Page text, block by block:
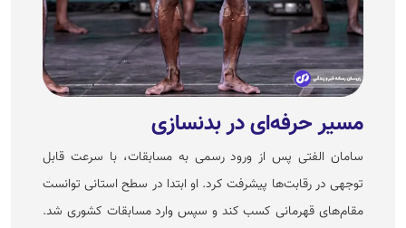
مسیر حرفه‌ای در بدنسازی
سامان الفتی پس از ورود رسمی به مسابقات، با سرعت قابل
توجهی در رقابت‌ها پیشرفت کرد. او ابتدا در سطح استانی توانست
مقام‌های قهرمانی کسب کند و سپس وارد مسابقات کشوری شد.